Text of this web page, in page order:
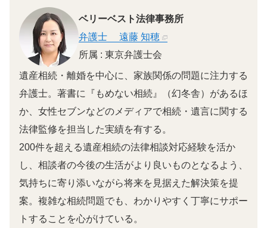
ベリーベスト法律事務所
弁護士
遠藤 知穂
所属 : 東京弁護士会
遺産相続・離婚を中心に、家族関係の問題に注力する
弁護士。著書に『もめない相続』（幻冬舎）があるほ
か、女性セブンなどのメディアで相続・遺言に関する
法律監修を担当した実績を有する。
200件を超える遺産相続の法律相談対応経験を活か
し、相談者の今後の生活がより良いものとなるよう、
気持ちに寄り添いながら将来を見据えた解決策を提
案。複雑な相続問題でも、わかりやすく丁寧にサポー
トすることを心がけている。